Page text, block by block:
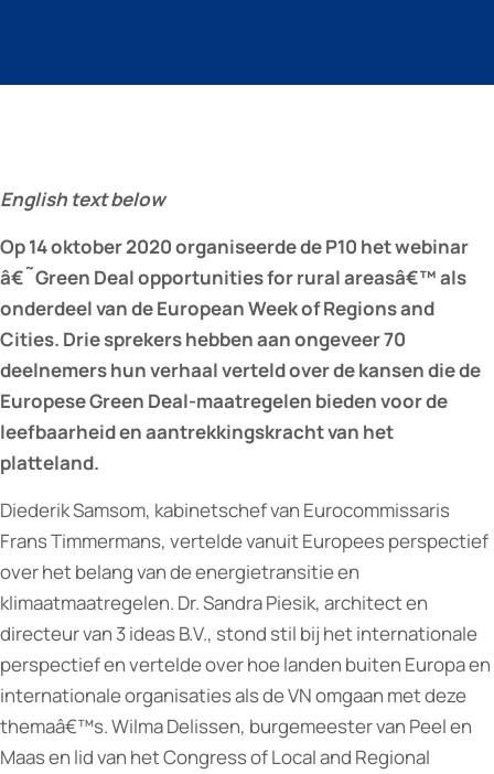
English text below
Op 14 oktober 2020 organiseerde de P10 het webinar
â€˜Green Deal opportunities for rural areasâ€™ als
onderdeel van de European Week of Regions and
Cities. Drie sprekers hebben aan ongeveer 70
deelnemers hun verhaal verteld over de kansen die de
Europese Green Deal-maatregelen bieden voor de
leefbaarheid en aantrekkingskracht van het
platteland.
Diederik Samsom, kabinetschef van Eurocommissaris
Frans Timmermans, vertelde vanuit Europees perspectief
over het belang van de energietransitie en
klimaatmaatregelen. Dr. Sandra Piesik, architect en
directeur van 3 ideas B.V., stond stil bij het internationale
perspectief en vertelde over hoe landen buiten Europa en
internationale organisaties als de VN omgaan met deze
themaâ€™s. Wilma Delissen, burgemeester van Peel en
Maas en lid van het Congress of Local and Regional